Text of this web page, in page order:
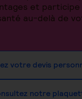
et
au-delà de
votre devis
notre